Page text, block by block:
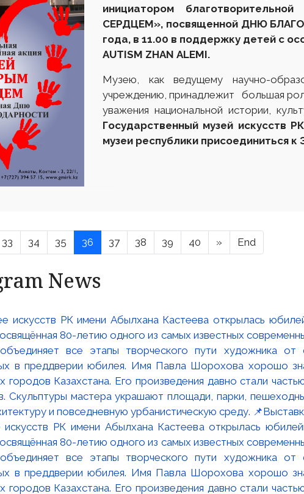
инициатором
СЕРДЦЕМ», посвященной ДНЮ
года, в 11.00 в поддержку детей с
AUTISM ZHAN ALEMI.
Музею, как ведущему научно-
учреждению, принадлежит большая
уважения национальной истории,
Государственный музей искусств
музеи республики присоединиться
33 34 35 36 37 38 39 40 » End
News
РК имени Абылхана Кастеева открылась
80-летию одного из самых известных
все этапы творческого пути художника от
в преддверии юбилея. Имя Павла Шорохова хорошо
городов Казахстана. Его произведения давно стали